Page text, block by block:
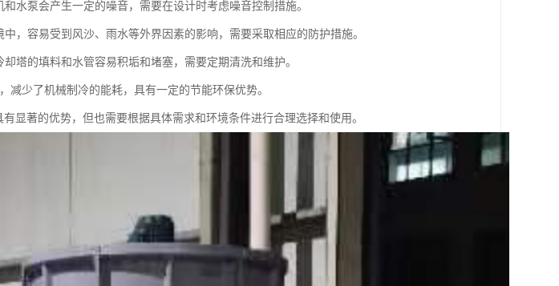
水泵会产生一定的噪音，需要在设计时考虑噪音控制措施。
，容易受到风沙、雨水等外界因素的影响，需要采取相应的防护措施。
塔的填料和水管容易积垢和堵塞，需要定期清洗和维护。
减少了机械制冷的能耗，具有一定的节能环保优势。
显著的优势，但也需要根据具体需求和环境条件进行合理选择和使用。